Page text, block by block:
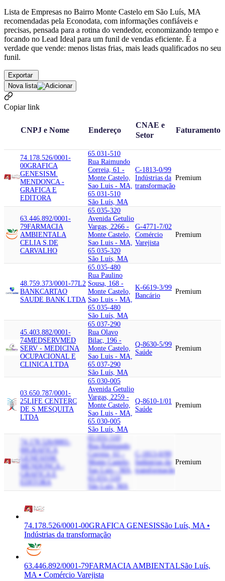
Lista de Empresas no Bairro Monte Castelo em São Luís, MA
recomendadas pela Econodata, com informações confiáveis e
precisas, pensada para a rotina do vendedor, economizando tempo e
focando no Lead Ideal para um funil de vendas eficiente. É a
verdade que vende: menos listas frias, mais leads qualificados no seu
funil.
Exportar
Nova lista
Copiar link
CNPJ e Nome Endereço
CNAE e
Setor
Faturamento
74.178.526/0001-
00GRAFICA
GENESISM.
MENDONCA -
GRAFICA E
EDITORA
65.031-510
Rua Raimundo
Correia, 61 -
Monte Castelo,
Sao Luis - MA,
65.031-510
São Luís, MA
C-1813-0/99
Indústrias da
transformação
Premium
63.446.892/0001-
79FARMACIA
AMBIENTALA
CELIA S.DE
CARVALHO
65.035-320
Avenida Getulio
Vargas, 2266 -
Monte Castelo,
Sao Luis - MA,
65.035-320
São Luís, MA
G-4771-7/02
Comércio
Varejista
Premium
48.759.373/0001-77L2
BANKCARTAO
SAUDE BANK LTDA
65.035-480
Rua Paulino
Sousa, 168 -
Monte Castelo,
Sao Luis - MA,
65.035-480
São Luís, MA
K-6619-3/99
Bancário
Premium
45.403.882/0001-
74MEDSERVMED
SERV - MEDICINA
OCUPACIONAL E
CLINICA LTDA
65.037-290
Rua Olavo
Bilac, 196 -
Monte Castelo,
Sao Luis - MA,
65.037-290
São Luís, MA
Q-8630-5/99
Saúde
Premium
03.650.787/0001-
25LIFE CENTERC
DE S MESQUITA
LTDA
65.030-005
Avenida Getulio
Vargas, 2259 -
Monte Castelo,
Sao Luis - MA,
65.030-005
São Luís, MA
Q-8610-1/01
Saúde
Premium
74.178.526/0001-
00 GRAFICA
GENESIS
M.
MENDONCA -
GRAFICA E
EDITORA
65.031-510
Rua Raimundo
Correia, 61 -
Monte Castelo,
Sao Luis - MA,
São Luís, MA
C-1813-0/99
Indústrias da
transformação
Premium
74.178.526/0001-00GRAFICA GENESISSão Luís, MA •
Indústrias da transformação
63.446.892/0001-79FARMACIA AMBIENTALSão Luís,
MA • Comércio Varejista